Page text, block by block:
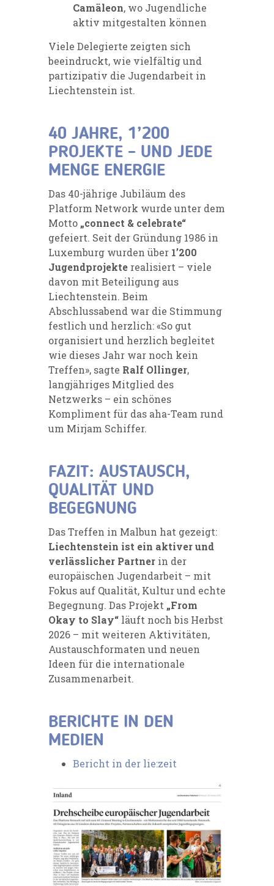
Camäleon, wo Jugendliche
aktiv mitgestalten können
Viele Delegierte zeigten sich
beeindruckt, wie vielfältig und
partizipativ die Jugendarbeit in
Liechtenstein ist.
40 JAHRE, 1’200
PROJEKTE – UND JEDE
MENGE ENERGIE
Das 40-jährige Jubiläum des
Platform Network wurde unter dem
Motto „connect & celebrate“
gefeiert. Seit der Gründung 1986 in
Luxemburg wurden über 1’200
Jugendprojekte realisiert – viele
davon mit Beteiligung aus
Liechtenstein. Beim
Abschlussabend war die Stimmung
festlich und herzlich: «So gut
organisiert und herzlich begleitet
wie dieses Jahr war noch kein
Treffen», sagte Ralf Ollinger,
langjähriges Mitglied des
Netzwerks – ein schönes
Kompliment für das aha-Team rund
um Mirjam Schiffer.
FAZIT: AUSTAUSCH,
QUALITÄT UND
BEGEGNUNG
Das Treffen in Malbun hat gezeigt:
Liechtenstein ist ein aktiver und
verlässlicher Partner in der
europäischen Jugendarbeit – mit
Fokus auf Qualität, Kultur und echte
Begegnung. Das Projekt „From
Okay to Slay“ läuft noch bis Herbst
2026 – mit weiteren Aktivitäten,
Austauschformaten und neuen
Ideen für die internationale
Zusammenarbeit.
BERICHTE IN DEN
MEDIEN
Bericht in der lie:zeit